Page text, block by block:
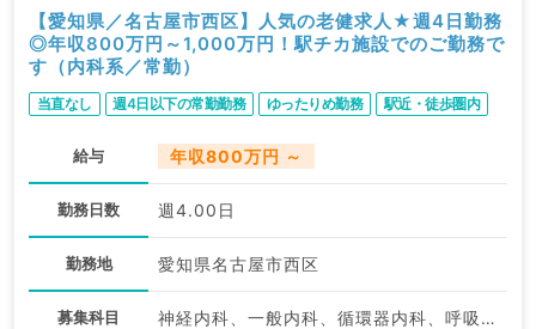
【愛知県／名古屋市西区】人気の老健求人★週4日勤務
◎年収800万円～1,000万円！駅チカ施設でのご勤務で
す（内科系／常勤）
当直なし 週4日以下の常勤勤務 ゆったりめ勤務 駅近・徒歩圏内
給与 年収800万円 ～
勤務日数 週4.00日
勤務地 愛知県名古屋市西区
募集科目 神経内科、一般内科、循環器内科、呼吸器内科、消化器内科、内分泌・代謝内科、腎臓内科、老年内科、外科系全般、一般外科